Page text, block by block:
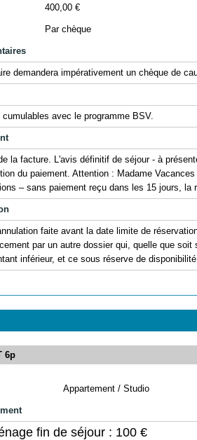
400,00 €
Par chèque
demandera impérativement un chèque de
avec le programme BSV.
la facture. L'avis définitif de séjour - à
du paiement. Attention : Madame
– sans paiement reçu dans les 15 jours, la
faite avant la date limite de
par un autre dossier qui, quelle que soit
inférieur, et ce sous réserve de
6p
Appartement / Studio
fin de séjour : 100 €